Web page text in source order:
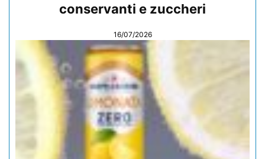
conservanti e zuccheri
16/07/2026